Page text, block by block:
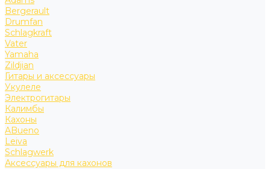
Bergerault
Drumfan
Schlagkraft
Vater
Yamaha
Zildjian
Гитары и аксессуары
Укулеле
Электрогитары
Калимбы
Кахоны
ABueno
Leiva
Schlagwerk
Аксессуары для кахонов